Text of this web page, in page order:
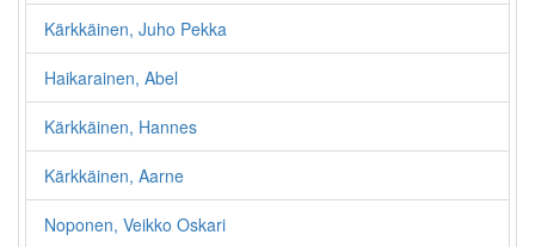
Kärkkäinen, Juho Pekka
Haikarainen, Abel
Kärkkäinen, Hannes
Kärkkäinen, Aarne
Noponen, Veikko Oskari